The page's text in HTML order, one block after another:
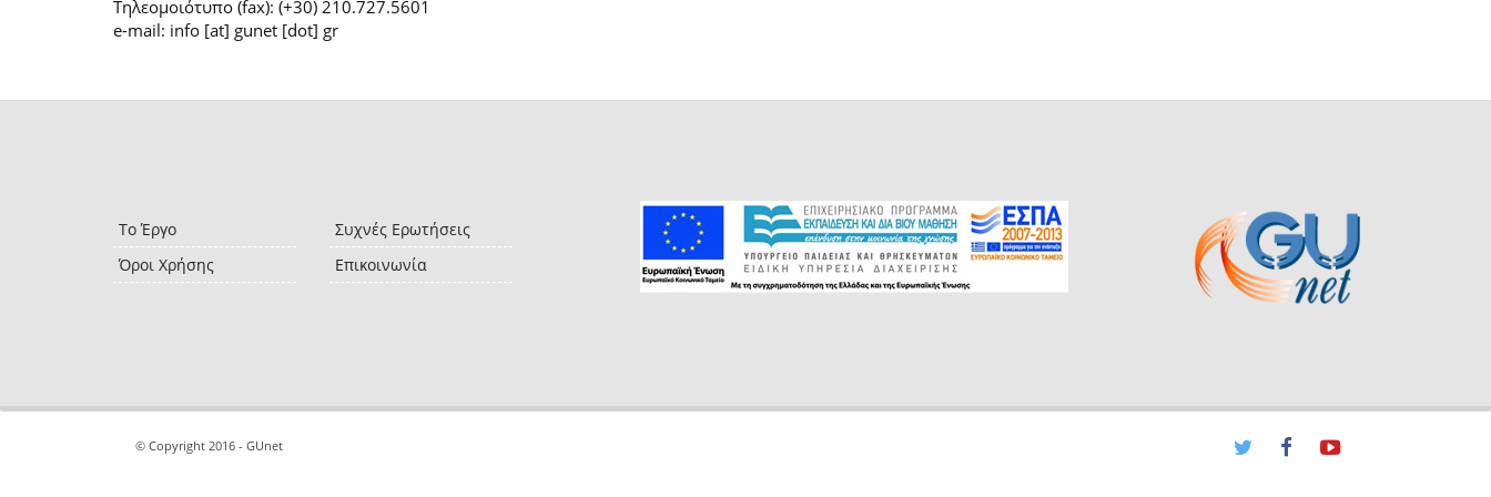
Τηλεομοιότυπο (fax): (+30) 210.727.5601
e-mail: info [at] gunet [dot] gr
Το Έργο
Όροι Χρήσης
Συχνές Ερωτήσεις
Επικοινωνία
© Copyright 2016 - GUnet